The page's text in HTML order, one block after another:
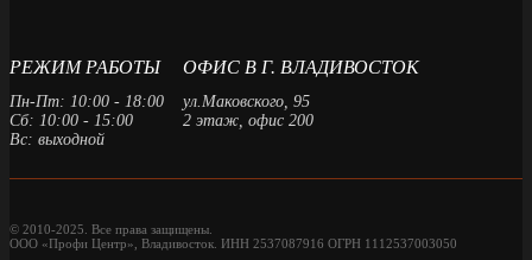
РЕЖИМ РАБОТЫ
Пн-Пт: 10:00 - 18:00
Сб: 10:00 - 15:00
Вс: выходной
ОФИС В Г. ВЛАДИВОСТОК
ул.Маковского, 95
2 этаж, офис 200
© 2010-2025. Все права защищены.
ООО «Профи Центр», Владивосток. ИНН 2537087916 ОГРН 1112537003050